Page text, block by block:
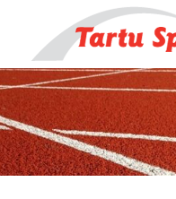
content